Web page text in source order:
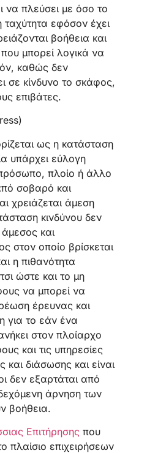
να πλεύσει με όσο το
εφόσον έχει
βοήθεια και
μπορεί λογικά να
καθώς δεν
σε κίνδυνο το σκάφος,
επιβάτες.
ως η κατάσταση
υπάρχει εύλογη
πλοίο ή άλλο
σοβαρό και
χρειάζεται άμεση
κινδύνου δεν
και
στον οποίο βρίσκεται
η πιθανότητα
ώστε και το μη
να μπορεί να
έρευνας και
για το εάν ένα
στον πλοίαρχο
και τις υπηρεσίες
και διάσωσης και είναι
δεν εξαρτάται από
άρνηση των
βοήθεια.
Επιτήρησης που
πλαίσιο επιχειρήσεων